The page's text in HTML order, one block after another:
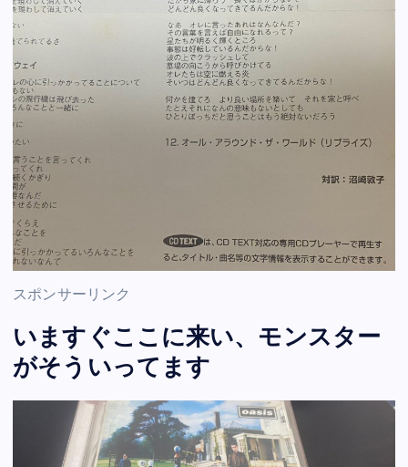
スポンサーリンク
いますぐここに来い、モンスター
がそういってます